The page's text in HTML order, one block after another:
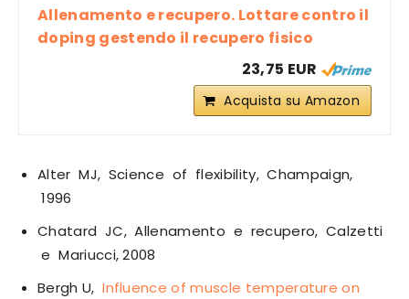
Allenamento e recupero. Lottare contro il
doping gestendo il recupero fisico
23,75 EUR
Acquista su Amazon
Alter MJ, Science of flexibility, Champaign,
1996
Chatard JC, Allenamento e recupero, Calzetti
e Mariucci, 2008
Bergh U,Influence of muscle temperature on